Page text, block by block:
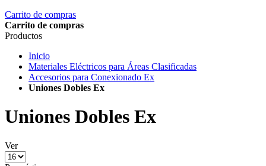
Carrito de compras
Carrito de compras
Productos
Inicio
Materiales Eléctricos para Áreas Clasificadas
Accesorios para Conexionado Ex
Uniones Dobles Ex
Uniones Dobles Ex
Ver